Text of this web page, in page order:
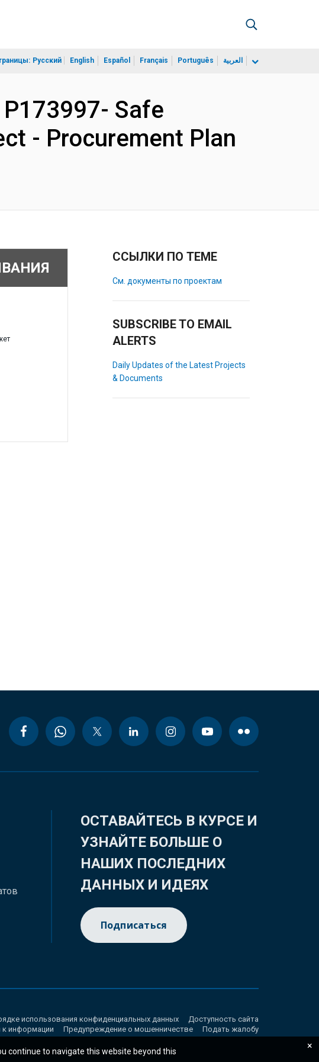
Русский English Español Français Português العربية
P173997- Safe
- Procurement Plan
ССЫЛКИ ПО ТЕМЕ
См. документы по проектам
SUBSCRIBE TO EMAIL
ALERTS
Daily Updates of the Latest Projects
& Documents
ОСТАВАЙТЕСЬ В КУРСЕ И
УЗНАЙТЕ БОЛЬШЕ О
НАШИХ ПОСЛЕДНИХ
ДАННЫХ И ИДЕЯХ
Подписаться
использования конфиденциальных данных
Доступность сайта
к информации
Предупреждение о мошенничестве Подать жалобу
continue to navigate this website beyond this
×